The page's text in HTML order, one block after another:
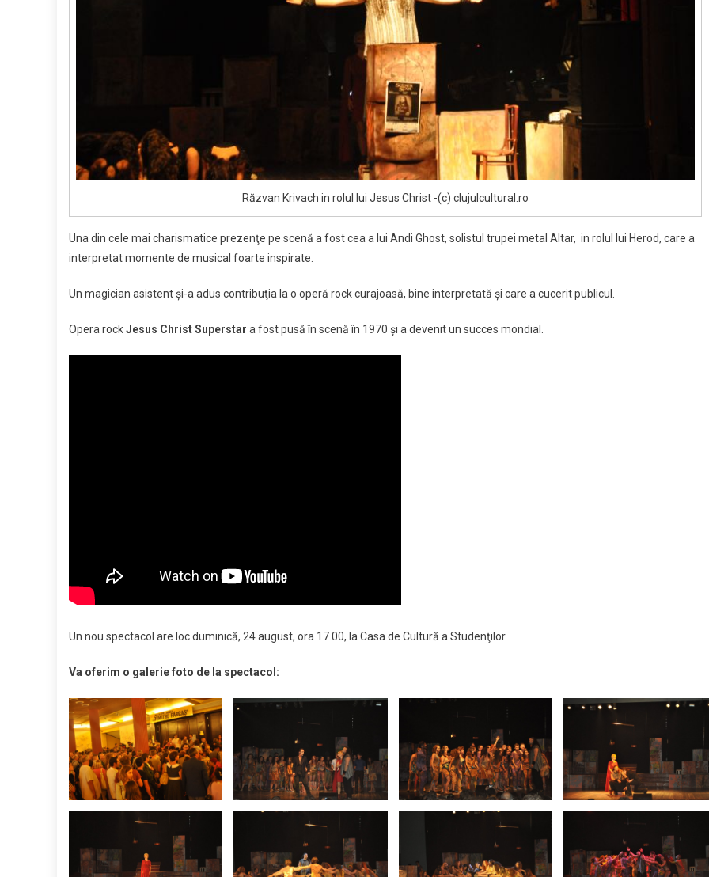
Răzvan Krivach in rolul lui Jesus Christ -(c) clujulcultural.ro
Una din cele mai charismatice prezenţe pe scenă a fost cea a lui Andi Ghost, solistul trupei metal Altar, in rolul lui Herod, care a
interpretat momente de musical foarte inspirate.
Un magician asistent şi-a adus contribuţia la o operă rock curajoasă, bine interpretată şi care a cucerit publicul.
Opera rockJesus Christ Superstar a fost pusă în scenă în 1970 şi a devenit un succes mondial.
Un nou spectacol are loc duminică, 24 august, ora 17.00, la Casa de Cultură a Studenţilor.
Va oferim o galerie foto de la spectacol: